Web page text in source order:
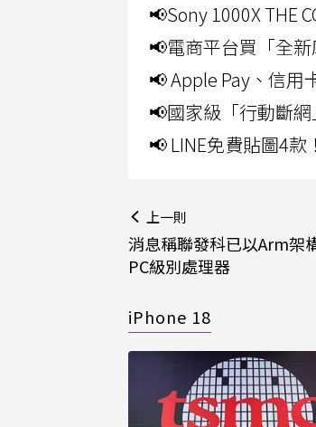
📢Sony 1000X THE
📢電商平台買「全
📢 Apple Pay、信
📢國家級「行動斷
📢 LINE免費貼圖4
上一則
消息稱聯發科已以Arm架
PC級別處理器
iPhone 18